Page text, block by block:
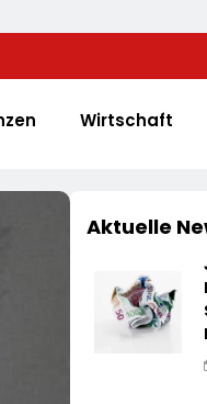
Wirtschaft
Aktuelle